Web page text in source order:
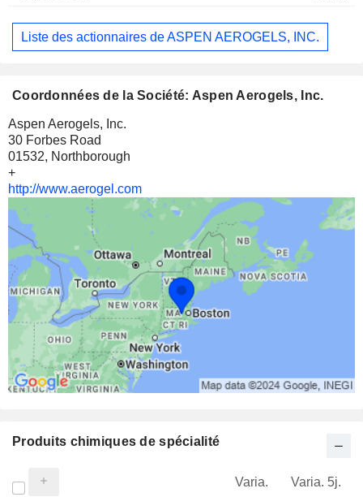
Liste des actionnaires de ASPEN AEROGELS, INC.
Coordonnées de la Société: Aspen Aerogels, Inc.
Aspen Aerogels, Inc.
30 Forbes Road
01532, Northborough
+
http://www.aerogel.com
Produits chimiques de spécialité
Varia. Varia. 5j.